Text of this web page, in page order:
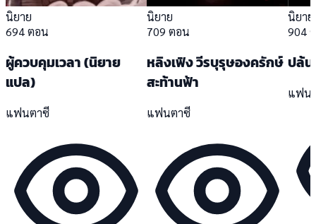
นิยาย
694 ตอน
ผู้ควบคุมเวลา (นิยาย
แปล)
แฟนตาซี
นิยาย
709 ตอน
หลิงเฟิง วีรบุรุษองครักษ์
สะท้านฟ้า
แฟนตาซี
นิยาย
904
ปล้น
แฟน